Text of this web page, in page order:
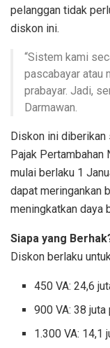
pelanggan tidak
diskon ini.
“Sistem kami
pascabayar atau
prabayar. Jadi,
Darmawan.
Diskon ini
Pajak Pertambahan
mulai berlaku 1
dapat meringankan
meningkatkan daya
Siapa yang
Diskon berlaku
450 VA: 24,6
900 VA: 38 juta
1.300 VA: 14,1